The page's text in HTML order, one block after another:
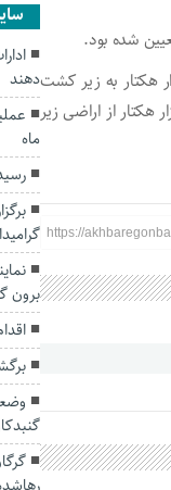
شده بود.
بهبود تولیدات گیاهی سازمان جهادکشاورزی گلستان، در این استان ۳۸۱ هزار هکتار به زیر کشت
به دلیل کاهش بارش ها و بروز خشکسالی در سال زراعی جاری، تولید در سطح ۸۰ هزار هکتار از اراضی زیر
https://
دهند
ماه
رسیدگی به ۱۴
برون
برگشت ۲ میلیارد